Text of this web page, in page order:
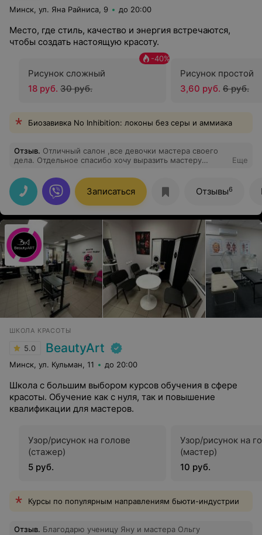
Минск, ул. Яна Райниса, 9 до 20:00
Место, где стиль, качество и энергия встречаются,
чтобы создать настоящую красоту.
Рисунок сложный
-40%
18 руб. 30 руб.
Рисунок простой
3,60 руб. 6 руб.
Биозавивка No Inhibition: локоны без серы и аммиака
Отзыв. Отличный салон ,все девочки мастера своего
дела. Отдельное спасибо хочу выразить мастеру
довольна все получилось как я хотела
Еще
Записаться Отзывы6
ШКОЛА КРАСОТЫ
5.0 BeautyArt
Минск, ул. Кульман, 11 до 20:00
Школа с большим выбором курсов обучения в сфере
красоты. Обучение как с нуля, так и повышение
квалификации для мастеров.
Узор/рисунок на голове
(стажер)
5 руб.
Узор/рисунок на
(мастер)
10 руб.
Курсы по популярным направлениям бьюти-индустрии
Отзыв. Благодарю ученицу Яну и мастера Ольгу